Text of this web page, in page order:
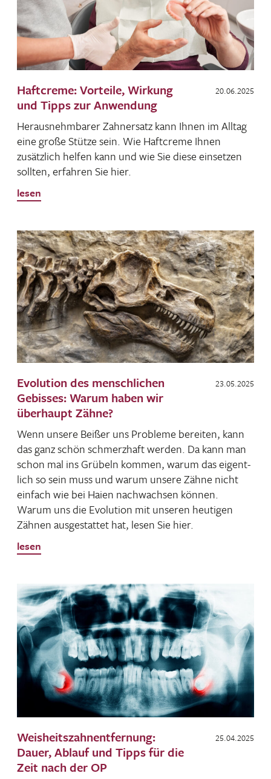
20.06.2025
Haftcreme: Vorteile, Wirkung
und Tipps zur Anwendung
Heraus­nehm­barer Zahn­ersatz kann Ihnen im Alltag
eine große Stütze sein. Wie Haft­creme Ihnen
zusätz­lich helfen kann und wie Sie diese einsetzen
sollten, erfahren Sie hier.
lesen
23.05.2025
Evolution des menschlichen
Gebisses: Warum haben wir
überhaupt Zähne?
Wenn unsere Beißer uns Probleme bereiten, kann
das ganz schön schmerz­haft werden. Da kann man
schon mal ins Grübeln kommen, warum das eigent­
lich so sein muss und warum unsere Zähne nicht
einfach wie bei Haien nach­wachsen können.
Warum uns die Evolu­tion mit unseren heutigen
Zähnen ausge­stattet hat, lesen Sie hier.
lesen
25.04.2025
Weisheitszahnentfernung:
Dauer, Ablauf und Tipps für die
Zeit nach der OP